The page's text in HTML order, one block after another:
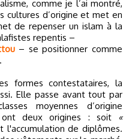
comme je l’ai montré,
cultures d’origine et met en
de repenser un islam à la
repentis –
– se positionner comme
formes contestataires, la
Elle passe avant tout par
moyennes d’origine
ont deux origines : soit
«
l'accumulation de diplômes.